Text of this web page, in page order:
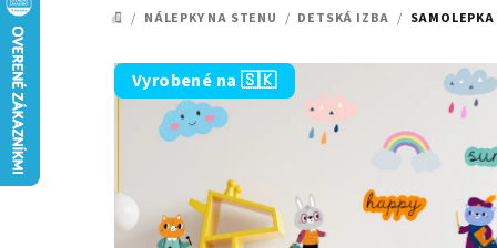
na
obsah
DOMOV
/ NÁLEPKY NA STENU / DETSKÁ IZBA /
Vyrobené na 🇸🇰